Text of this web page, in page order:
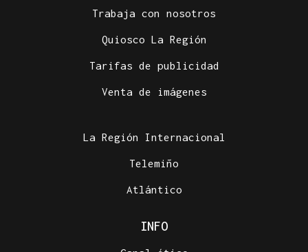
Trabaja con nosotros
Quiosco La Región
Tarifas de publicidad
Venta de imágenes
La Región Internacional
Telemiño
Atlántico
INFO